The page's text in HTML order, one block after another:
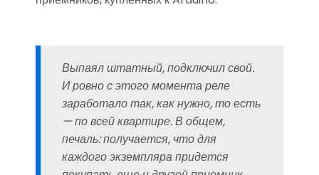
Выпаял штатный, подключил свой.
И ровно с этого момента реле
заработало так, как нужно, то есть
— по всей квартире. В общем,
печаль: получается, что для
каждого экземпляра придется